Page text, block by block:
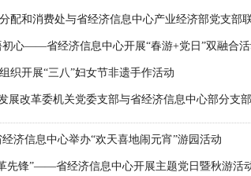
心——省经济信息中心开展“春游+党日”双融合
织开展“三八”妇女节非遗手作活动
展改革委机关党委支部与省经济信息中心部分支
济信息中心举办“欢天喜地闹元宵”游园活动
先锋”——省经济信息中心开展主题党日暨秋游活